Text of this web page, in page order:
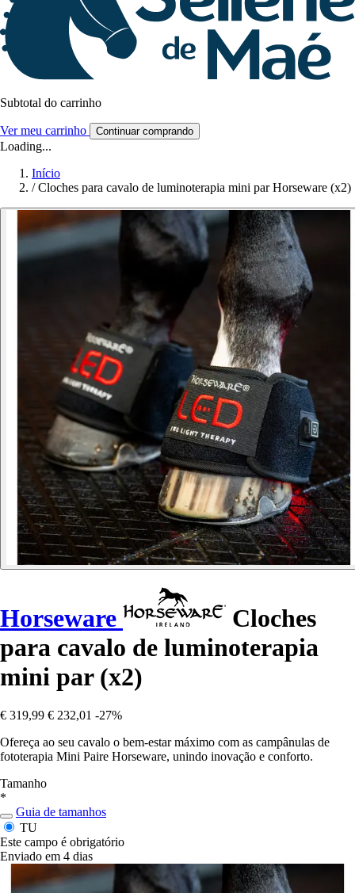
Subtotal do carrinho
Ver meu carrinho Continuar comprando
Loading...
Início
/ Cloches para cavalo de luminoterapia mini par Horseware (x2)
Horseware
Cloches
para cavalo de luminoterapia
mini par (x2)
€ 319,99 € 232,01 -27%
Ofereça ao seu cavalo o bem-estar máximo com as campânulas de
fototerapia Mini Paire Horseware, unindo inovação e conforto.
Tamanho
*
Guia de tamanhos
TU
Este campo é obrigatório
Enviado em 4 dias